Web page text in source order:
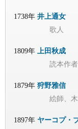
1738年 井上通女
歌人
1809年 上田秋成
読本作
1879年 狩野雅信
絵師、
1897年 ヤーコプ・